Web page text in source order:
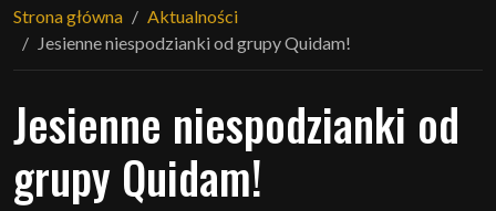
Strona główna
Aktualności
Jesienne niespodzianki od grupy Quidam!
Jesienne niespodzianki od
grupy Quidam!